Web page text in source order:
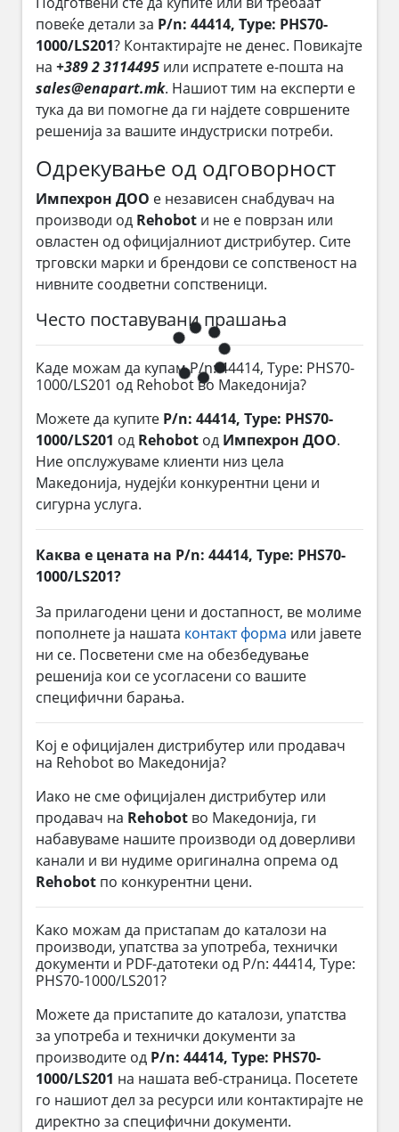
повеќе детали за P/n: 44414, Type: PHS70-
1000/LS201? Контактирајте не денес. Повикајте
на +389 2 3114495 или испратете е-пошта на
sales@enapart.mk. Нашиот тим на експерти е
тука да ви помогне да ги најдете совршените
решенија за вашите индустриски потреби.
Одрекување од одговорност
Импехрон ДОО е независен снабдувач на
производи од Rehobot и не е поврзан или
овластен од официјалниот дистрибутер. Сите
трговски марки и брендови се сопственост на
нивните соодветни сопственици.
Често поставувани прашања
Каде можам да купам P/n: 44414, Type: PHS70-
1000/LS201 од Rehobot во Македонија?
Можете да купите P/n: 44414, Type: PHS70-
1000/LS201 од Rehobot од Импехрон ДОО.
Ние опслужуваме клиенти низ цела
Македонија, нудејќи конкурентни цени и
сигурна услуга.
Каква е цената на P/n: 44414, Type: PHS70-
1000/LS201?
За прилагодени цени и достапност, ве молиме
пополнете ја нашата контакт форма или јавете
ни се. Посветени сме на обезбедување
решенија кои се усогласени со вашите
специфични барања.
Кој е официјален дистрибутер или продавач
на Rehobot во Македонија?
Иако не сме официјален дистрибутер или
продавач на Rehobot во Македонија, ги
набавуваме нашите производи од доверливи
канали и ви нудиме оригинална опрема од
Rehobot по конкурентни цени.
Како можам да пристапам до каталози на
производи, упатства за употреба, технички
документи и PDF-датотеки од P/n: 44414, Type:
PHS70-1000/LS201?
Можете да пристапите до каталози, упатства
за употреба и технички документи за
производите од P/n: 44414, Type: PHS70-
1000/LS201 на нашата веб-страница. Посетете
го нашиот дел за ресурси или контактирајте не
директно за специфични документи.